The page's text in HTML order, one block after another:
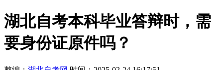
湖北自考本科毕业答辩时，需
要身份证原件吗？